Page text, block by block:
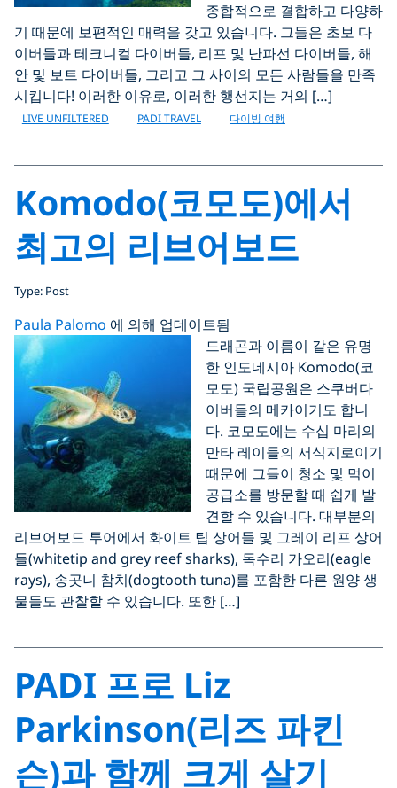
종합적으로 결합하고 다양하
기 때문에 보편적인 매력을 갖고 있습니다. 그들은 초보 다
이버들과 테크니컬 다이버들, 리프 및 난파선 다이버들, 해
안 및 보트 다이버들, 그리고 그 사이의 모든 사람들을 만족
시킵니다! 이러한 이유로, 이러한 행선지는 거의 […]
LIVE UNFILTERED PADI TRAVEL 다이빙 여행
Komodo(코모도)에서
최고의 리브어보드
Type: Post
Paula Palomo 에 의해 업데이트됨
드래곤과 이름이 같은 유명
한 인도네시아 Komodo(코
모도) 국립공원은 스쿠버다
이버들의 메카이기도 합니
다. 코모도에는 수십 마리의
만타 레이들의 서식지로이기
때문에 그들이 청소 및 먹이
공급소를 방문할 때 쉽게 발
견할 수 있습니다. 대부분의
리브어보드 투어에서 화이트 팁 상어들 및 그레이 리프 상어
들(whitetip and grey reef sharks), 독수리 가오리(eagle
rays), 송곳니 참치(dogtooth tuna)를 포함한 다른 원양 생
물들도 관찰할 수 있습니다. 또한 […]
PADI 프로 Liz
Parkinson(리즈 파킨
슨)과 함께 크게 살기